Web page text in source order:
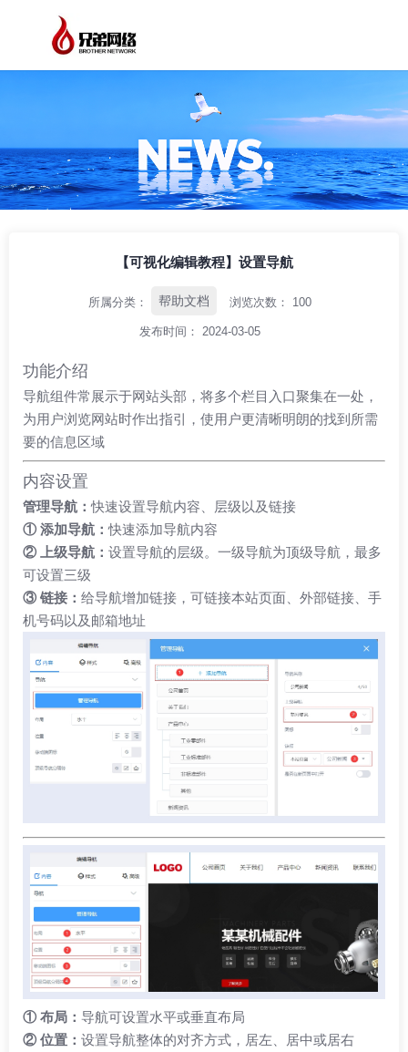
【可视化编辑教程】设置导航
所属分类： 帮助文档 浏览次数： 100
发布时间： 2024-03-05
功能介绍
导航组件常展示于网站头部，将多个栏目入口聚集在一处，
为用户浏览网站时作出指引，使用户更清晰明朗的找到所需
要的信息区域
内容设置
管理导航：快速设置导航内容、层级以及链接
① 添加导航：快速添加导航内容
② 上级导航： 设置导航的层级。一级导航为顶级导航，最多
可设置三级
③ 链接： 给导航增加链接，可链接本站页面、外部链接、手
机号码以及邮箱地址
① 布局： 导航可设置水平或垂直布局
② 位置： 设置导航整体的对齐方式，居左、居中或居右